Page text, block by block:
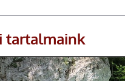
tartalmaink